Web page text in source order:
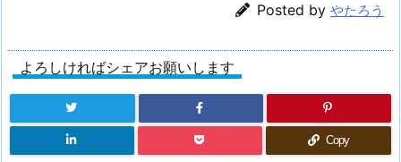
Posted by やたろう
よろしければシェアお願いします
Copy